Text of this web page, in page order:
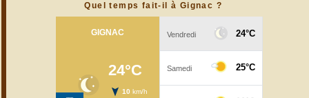
Quel temps fait-il à Gignac ?